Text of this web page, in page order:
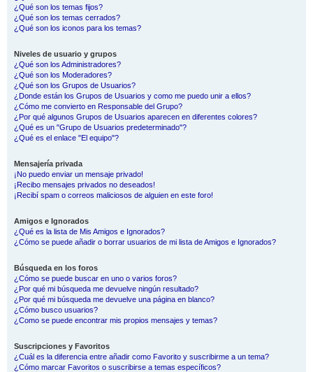
¿Qué son los temas fijos?
¿Qué son los temas cerrados?
¿Qué son los iconos para los temas?
Niveles de usuario y grupos
¿Qué son los Administradores?
¿Qué son los Moderadores?
¿Qué son los Grupos de Usuarios?
¿Donde están los Grupos de Usuarios y como me puedo unir a ellos?
¿Cómo me convierto en Responsable del Grupo?
¿Por qué algunos Grupos de Usuarios aparecen en diferentes colores?
¿Qué es un "Grupo de Usuarios predeterminado"?
¿Qué es el enlace "El equipo"?
Mensajería privada
¡No puedo enviar un mensaje privado!
¡Recibo mensajes privados no deseados!
¡Recibí spam o correos maliciosos de alguien en este foro!
Amigos e Ignorados
¿Qué es la lista de Mis Amigos e Ignorados?
¿Cómo se puede añadir o borrar usuarios de mi lista de Amigos e Ignorados?
Búsqueda en los foros
¿Cómo se puede buscar en uno o varios foros?
¿Por qué mi búsqueda me devuelve ningún resultado?
¿Por qué mi búsqueda me devuelve una página en blanco?
¿Cómo busco usuarios?
¿Como se puede encontrar mis propios mensajes y temas?
Suscripciones y Favoritos
¿Cuál es la diferencia entre añadir como Favorito y suscribirme a un tema?
¿Cómo marcar Favoritos o suscribirse a temas específicos?